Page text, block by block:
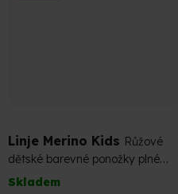
Linje Merino Kids Růžové
dětské barevné ponožky plné
merino pohodlí
Skladem